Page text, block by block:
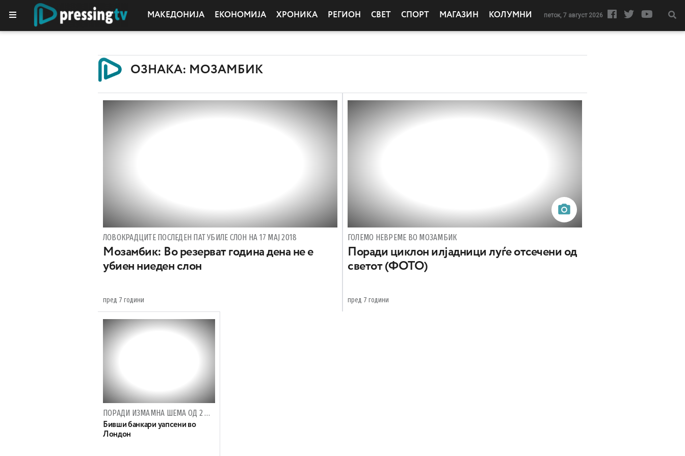
МАКЕДОНИЈА ЕКОНОМИЈА ХРОНИКА РЕГИОН СВЕТ СПОРТ МАГАЗИН КОЛУМНИ петок, 7 август 2026
ОЗНАКА: МОЗАМБИК
ЛОВОКРАДЦИТЕ ПОСЛЕДЕН ПАТ УБИЛЕ СЛОН НА 17 МАЈ 2018
Мозамбик: Во резерват година дена не е
убиен ниеден слон
пред 7 години
ГОЛЕМО НЕВРЕМЕ ВО МОЗАМБИК
Поради циклон илјадници луѓе отсечени од
светот (ФОТО)
пред 7 години
ПОРАДИ ИЗМАМНА ШЕМА ОД 2 МИЛИЈАРДИ ДОЛАРИ
Бивши банкари уапсени во
Лондон